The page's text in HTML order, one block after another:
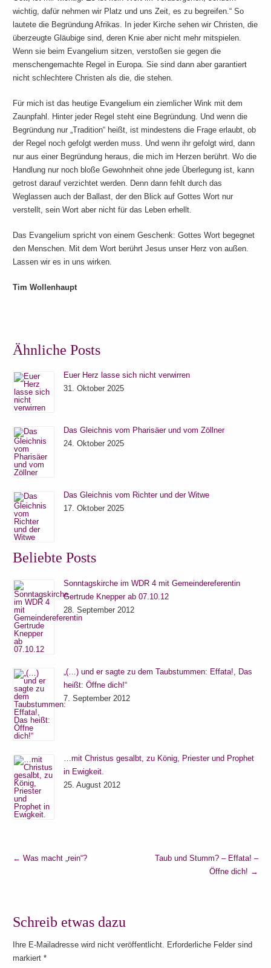
wichtig, dafür nehmen wir Platz und uns Zeit, es zu begreifen.“ So
lautete die Begründung Afrikas. In jeder Kirche sehen wir Christen, die
überzeugte Gläubige sind, deren Knie aber nicht mehr mitspielen.
Wenn sie beim Evangelium sitzen, verstoßen sie gegen die
menschengemachte Regel in Europa. Sie sind dann aber garantiert
nicht schlechtere Christen als die, die stehen.
Für mich ist das heutige Evangelium ein ziemlicher Wink mit dem
Zaunpfahl. Hinter jeder Regel steht eine Begründung. Und wenn die
Begründung nur „Tradition“ heißt, ist mindestens die Frage erlaubt, ob
der Regel noch gefolgt werden muss. Und wenn ihr gefolgt wird, dann
nur aus einer Begründung heraus, die mich im Herzen berührt. Wo die
Handlung nur noch bloße Gewohnheit ohne jede Überlegung ist, kann
getrost darauf verzichtet werden. Denn dann fehlt durch das
Weglassen auch der Ballast, der den Blick auf Gottes Wort nur
verstellt, sein Wort aber nicht für das Leben erhellt.
Das Evangelium spricht von einem Geschenk: Gottes Wort begegnet
den Menschen. Mit dem Wort berührt Jesus unser Herz von außen.
Lassen wir es in uns wirken.
Tim Wollenhaupt
Ähnliche Posts
Euer Herz lasse sich nicht verwirren
31. Oktober 2025
Das Gleichnis vom Pharisäer und vom Zöllner
24. Oktober 2025
Das Gleichnis vom Richter und der Witwe
17. Oktober 2025
Beliebte Posts
Sonntagskirche im WDR 4 mit Gemeindereferentin
Gertrude Knepper ab 07.10.12
28. September 2012
„(…) und er sagte zu dem Taubstummen: Effata!, Das
heißt: Öffne dich!“
7. September 2012
…mit Christus gesalbt, zu König, Priester und Prophet
in Ewigkeit.
25. August 2012
← Was macht „rein“?
Taub und Stumm? – Effata! –
Öffne dich! →
Schreib etwas dazu
Ihre E-Mailadresse wird nicht veröffentlicht. Erforderliche Felder sind
markiert*